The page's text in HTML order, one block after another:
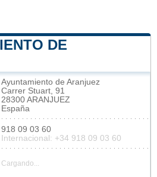
DE
Ayuntamiento de Aranjuez
Carrer Stuart, 91
28300 ARANJUEZ
España
918 09 03 60
Internacional: +34 918 09 03 60
Cargando...